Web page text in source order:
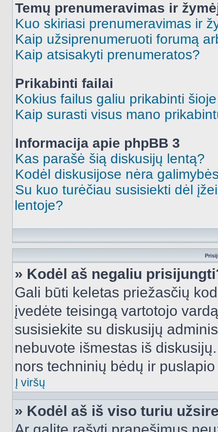
Temų prenumeravimas ir
Kuo skiriasi prenumeravimas ir
Kaip užsiprenumeruoti forumą
Kaip atsisakyti prenumeratos?
Prikabinti failai
Kokius failus galiu prikabinti
Kaip surasti visus mano
Informacija apie phpBB 3
Kas parašė šią diskusijų lentą?
Kodėl diskusijose nėra
Su kuo turėčiau susisiekti dėl
lentoje?
» Kodėl aš negaliu
Gali būti keletas priežasčių
įvedėte teisingą vartotojo
susisiekite su diskusijų
nebuvote išmestas iš
nors techninių bėdų ir
Į viršų
» Kodėl aš iš viso turiu